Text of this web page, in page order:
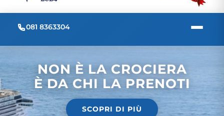
081 8363304
NON È LA CROCIERA
È DA CHI LA PRENOTI
SCOPRI DI PIÙ